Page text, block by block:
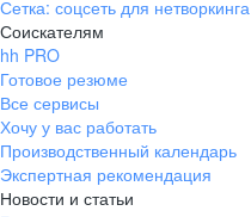
Сетка: соцсеть для нетворкинга
Соискателям
hh PRO
Готовое резюме
Все сервисы
Хочу у вас работать
Производственный календарь
Экспертная рекомендация
Новости и статьи